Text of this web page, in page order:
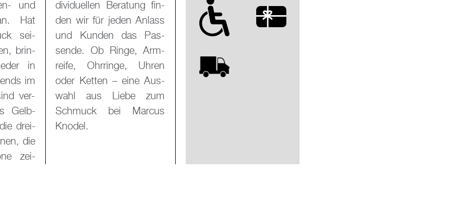
und
Hat
sei­
brin­
in
im
ver­
Gelb­
drei­
die
zei­
fin­
An­lass
Pas­
Arm­
Uhren
Aus­
zum
Knodel.